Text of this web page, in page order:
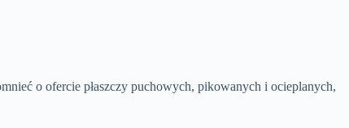
o ofercie płaszczy puchowych, pikowanych i ocieplanych,